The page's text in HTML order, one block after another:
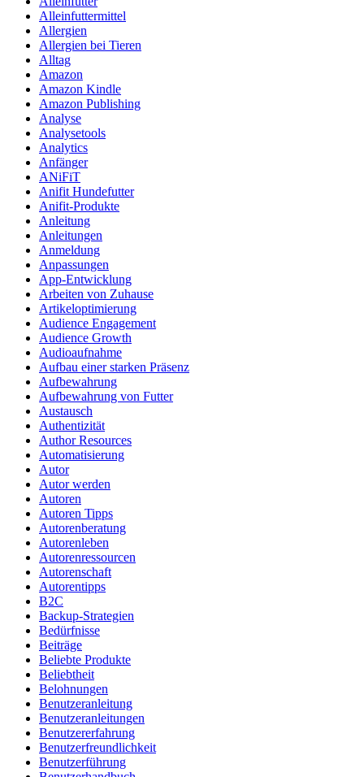
Alleinfuttermittel
Allergien
Allergien bei Tieren
Alltag
Amazon
Amazon Kindle
Amazon Publishing
Analyse
Analysetools
Analytics
Anfänger
ANiFiT
Anifit Hundefutter
Anifit-Produkte
Anleitung
Anleitungen
Anmeldung
Anpassungen
App-Entwicklung
Arbeiten von Zuhause
Artikeloptimierung
Audience Engagement
Audience Growth
Audioaufnahme
Aufbau einer starken Präsenz
Aufbewahrung
Aufbewahrung von Futter
Austausch
Authentizität
Author Resources
Automatisierung
Autor
Autor werden
Autoren
Autoren Tipps
Autorenberatung
Autorenleben
Autorenressourcen
Autorenschaft
Autorentipps
B2C
Backup-Strategien
Bedürfnisse
Beiträge
Beliebte Produkte
Beliebtheit
Belohnungen
Benutzeranleitung
Benutzeranleitungen
Benutzererfahrung
Benutzerfreundlichkeit
Benutzerführung